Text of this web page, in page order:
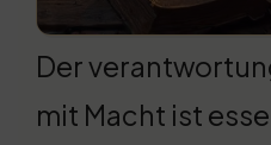
Der
mit Macht ist